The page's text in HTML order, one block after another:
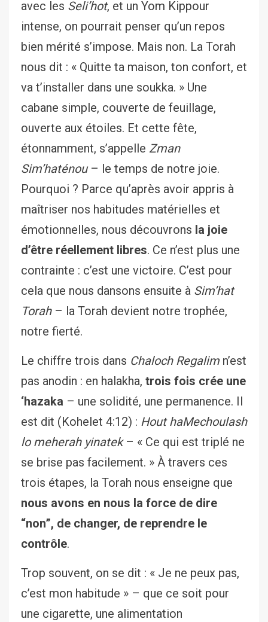
avec les Seli’hot, et un Yom Kippour
intense, on pourrait penser qu’un repos
bien mérité s’impose. Mais non. La Torah
nous dit : « Quitte ta maison, ton confort, et
va t’installer dans une soukka. » Une
cabane simple, couverte de feuillage,
ouverte aux étoiles. Et cette fête,
étonnamment, s’appelle Zman
Sim’haténou– le temps de notre joie.
Pourquoi ? Parce qu’après avoir appris à
maîtriser nos habitudes matérielles et
émotionnelles, nous découvrons la joie
d’être réellement libres. Ce n’est plus une
contrainte : c’est une victoire. C’est pour
cela que nous dansons ensuite à Sim’hat
Torah– la Torah devient notre trophée,
notre fierté.
Le chiffre trois dans Chaloch Regalim n’est
pas anodin : en halakha, trois fois crée une
‘hazaka – une solidité, une permanence. Il
est dit (Kohelet 4:12) : Hout haMechoulash
lo meherah yinatek– « Ce qui est triplé ne
se brise pas facilement. » À travers ces
trois étapes, la Torah nous enseigne que
nous avons en nous la force de dire
“non”, de changer, de reprendre le
contrôle.
Trop souvent, on se dit : « Je ne peux pas,
c’est mon habitude » – que ce soit pour
une cigarette, une alimentation